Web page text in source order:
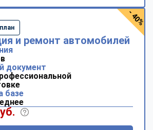
и ремонт автомобилей
документ
базе
- 40%